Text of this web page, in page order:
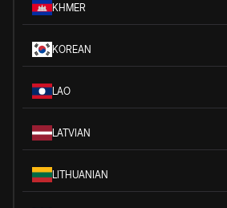
KHMER
KOREAN
LAO
LATVIAN
LITHUANIAN